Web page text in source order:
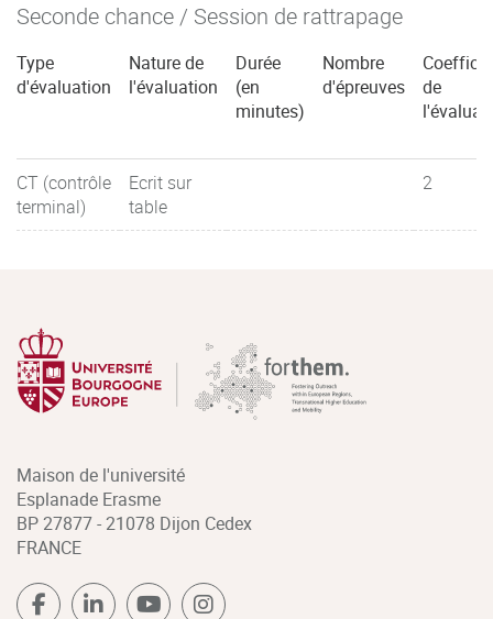
Seconde chance / Session de rattrapage
Type
d'évaluation
Nature de
l'évaluation
Durée
(en
minutes)
Nombre
d'épreuves
de
CT (contrôle
terminal)
Ecrit sur
table
2
Maison de l'université
Esplanade Erasme
BP 27877 - 21078 Dijon Cedex
FRANCE